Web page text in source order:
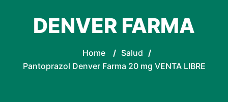
DENVER FARMA
Home / Salud /
Pantoprazol Denver Farma 20 mg VENTA LIBRE